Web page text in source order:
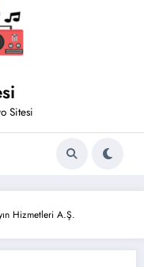
Sitesi
Hizmetleri A.Ş.